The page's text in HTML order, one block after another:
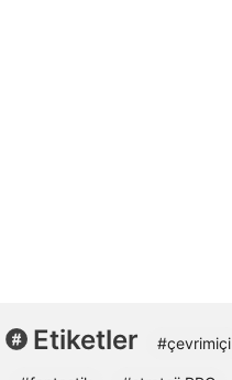
Etiketler #çevrimiçi